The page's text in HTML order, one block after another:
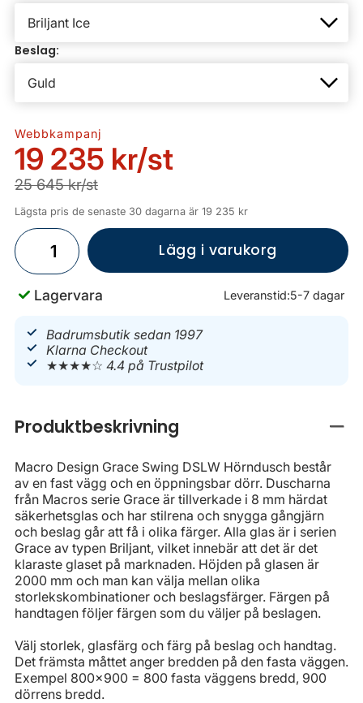
Beslag:
Webbkampanj
19 235 kr/st
25 645 kr/st
Lägsta pris de senaste 30 dagarna är 19 235 kr
Lägg i varukorg
Lagervara Leveranstid:5-7 dagar
Badrumsbutik sedan 1997
Klarna Checkout
★★★★☆4.4 på Trustpilot
Produktbeskrivning
Macro Design Grace Swing DSLW Hörndusch består
av en fast vägg och en öppningsbar dörr. Duscharna
från Macros serie Grace är tillverkade i 8 mm härdat
säkerhetsglas och har stilrena och snygga gångjärn
och beslag går att få i olika färger. Alla glas är i serien
Grace av typen Briljant, vilket innebär att det är det
klaraste glaset på marknaden. Höjden på glasen är
2000 mm och man kan välja mellan olika
storlekskombinationer och beslagsfärger. Färgen på
handtagen följer färgen som du väljer på beslagen.
Välj storlek, glasfärg och färg på beslag och handtag.
Det främsta måttet anger bredden på den fasta väggen.
Exempel 800x900 = 800 fasta väggens bredd, 900
dörrens bredd.